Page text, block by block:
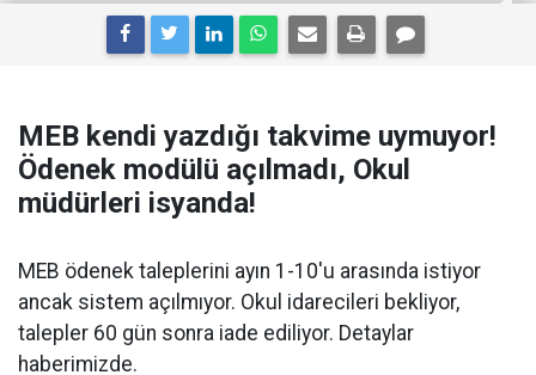
MEB kendi yazdığı takvime uymuyor!
Ödenek modülü açılmadı, Okul
müdürleri isyanda!
MEB ödenek taleplerini ayın 1-10'u arasında istiyor
ancak sistem açılmıyor. Okul idarecileri bekliyor,
talepler 60 gün sonra iade ediliyor. Detaylar
haberimizde.